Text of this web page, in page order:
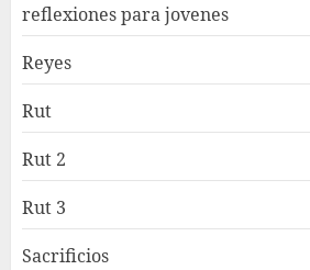
reflexiones para jovenes
Reyes
Rut
Rut 2
Rut 3
Sacrificios